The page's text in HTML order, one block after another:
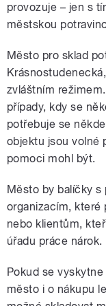
provozuje – jen s
městskou
Město pro sklad
zvláštním
případy, kdy se
potřebuje se
objektu jsou volné
pomoci mohl být.
Město by balíčky
organizacím, které
nebo klientům,
úřadu práce nárok.
Pokud se
město i o nákupu